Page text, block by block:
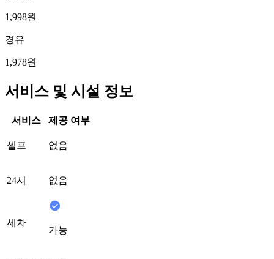
1,998원
경유
1,978원
서비스 및 시설 정보
서비스 제공 여부
셀프 없음
24시 없음
세차
가능